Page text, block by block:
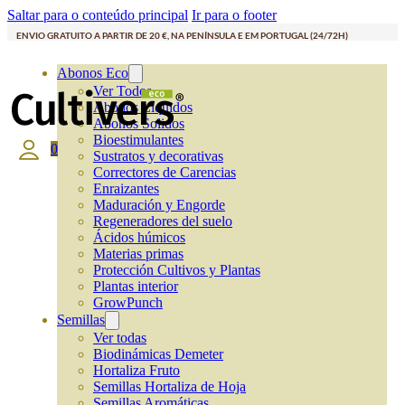
Saltar para o conteúdo principal Ir para o footer
ENVIO GRATUITO A PARTIR DE 20 €, NA PENÍNSULA E EM PORTUGAL (24/72H)
Abonos Eco
Ver Todos
Abonos Líquidos
Abonos Solidos
Bioestimulantes
Sustratos y decorativas
Correctores de Carencias
Enraizantes
Maduración y Engorde
Regeneradores del suelo
Ácidos húmicos
Materias primas
Protección Cultivos y Plantas
Plantas interior
GrowPunch
Semillas
Ver todas
Biodinámicas Demeter
Hortaliza Fruto
Semillas Hortaliza de Hoja
0